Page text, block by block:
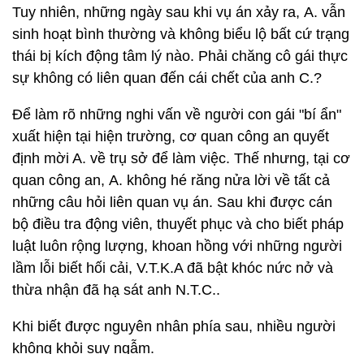
Tuy nhiên, những ngày sau khi vụ án xảy ra, A. vẫn
sinh hoạt bình thường và không biểu lộ bất cứ trạng
thái bị kích động tâm lý nào. Phải chăng cô gái thực
sự không có liên quan đến cái chết của anh C.?
Để làm rõ những nghi vấn về người con gái "bí ẩn"
xuất hiện tại hiện trường, cơ quan công an quyết
định mời A. về trụ sở để làm việc. Thế nhưng, tại cơ
quan công an, A. không hé răng nửa lời về tất cả
những câu hỏi liên quan vụ án. Sau khi được cán
bộ điều tra động viên, thuyết phục và cho biết pháp
luật luôn rộng lượng, khoan hồng với những người
lầm lỗi biết hối cải, V.T.K.A đã bật khóc nức nở và
thừa nhận đã hạ sát anh N.T.C..
Khi biết được nguyên nhân phía sau, nhiều người
không khỏi suy ngẫm.